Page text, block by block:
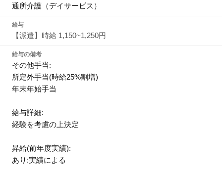
通所介護（デイサービス）
給与
【派遣】時給 1,150~1,250円
給与の備考
その他手当:
所定外手当(時給25%割増)
年末年始手当
給与詳細:
経験を考慮の上決定
昇給(前年度実績):
あり:実績による